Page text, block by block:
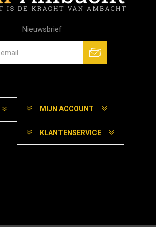
Nieuwsbrief
MIJN ACCOUNT
KLANTENSERVICE